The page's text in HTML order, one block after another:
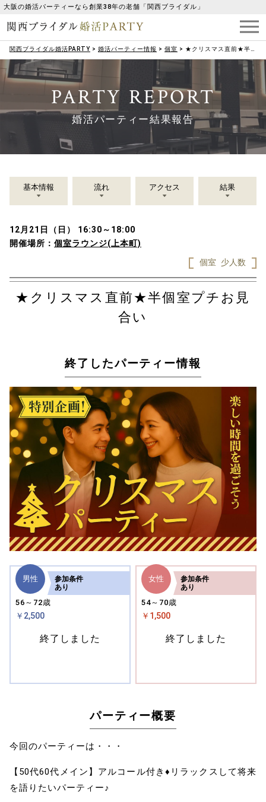
大阪の婚活パーティーなら創業38年の老舗「関西ブライダル」
関西ブライダル婚活PARTY > 婚活パーティー情報 > 個室 > ★クリスマス直前★半個室プチお見合い
PARTY REPORT
婚活パーティー結果報告
基本情報 流れ アクセス 結果
12月21日（日） 16:30～18:00
開催場所： 個室ラウンジ(上本町)
個室
少人数
★クリスマス直前★半個室プチお見
合い
終了したパーティー情報
男性
56～72歳
￥2,500
参加条件
あり
終了しました
女性
54～70歳
￥1,500
参加条件
あり
終了しました
パーティー概要
今回のパーティーは・・・
【50代60代メイン】アルコール付き♦リラックスして将来
を語りたいパーティー♪